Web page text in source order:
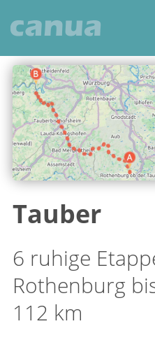
Tauber
6 ruhige
Rothenburg
112 km